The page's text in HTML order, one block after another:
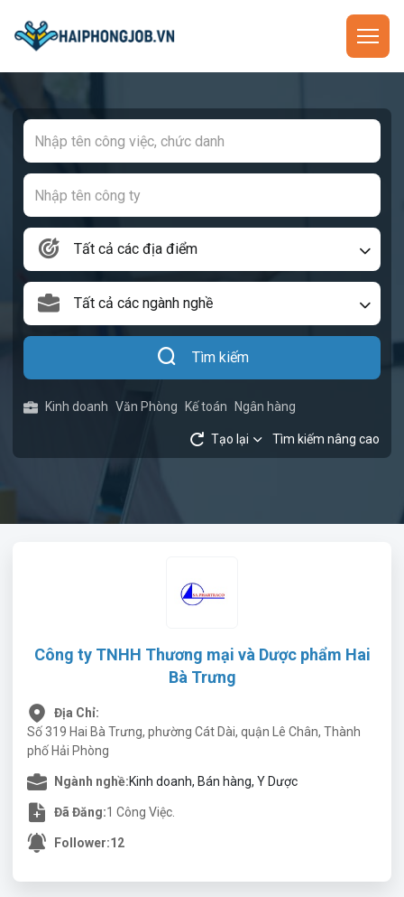
Tất cả các địa điểm
Tất cả các ngành nghề
Tìm kiếm
Kinh doanh Văn Phòng Kế toán Ngân hàng
Tạo lại Tìm kiếm nâng cao
Công ty TNHH Thương mại và Dược phẩm Hai
Bà Trưng
Địa Chỉ:
Số 319 Hai Bà Trưng, phường Cát Dài, quận Lê Chân, Thành
phố Hải Phòng
Ngành nghề:Kinh doanh, Bán hàng, Y Dược
Đã Đăng:1 Công Việc.
Follower:12